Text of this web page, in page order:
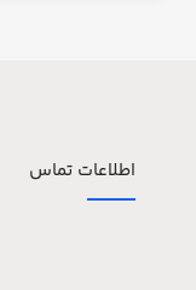
اطلاعات تماس